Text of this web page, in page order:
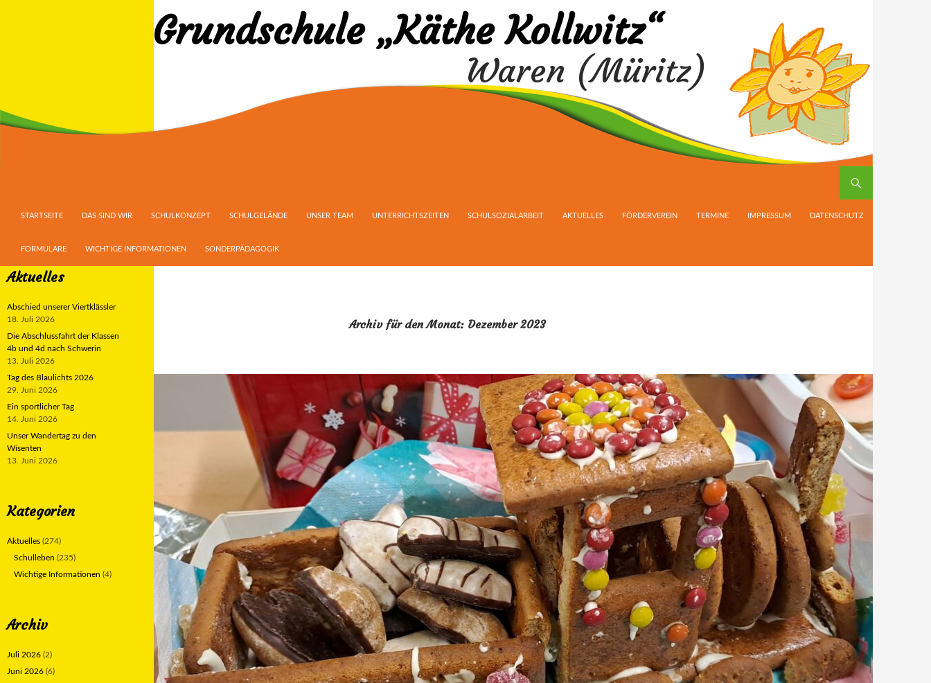
Grundschule „Käthe Kollwitz“
Waren (Müritz)
STARTSEITE
DAS SIND WIR SCHULKONZEPT SCHULGELÄNDE UNSER TEAM UNTERRICHTSZEITEN SCHULSOZIALARBEIT AKTUELLES FÖRDERVEREIN TERMINE IMPRESSUM DATENSCHUTZ
FORMULARE WICHTIGE INFORMATIONEN SONDERPÄDAGOGIK
Archiv für den Monat: Dezember 2023
Aktuelles
Abschied unserer Viertklässler
18. Juli 2026
Die Abschlussfahrt der Klassen
4b und 4d nach Schwerin
13. Juli 2026
Tag des Blaulichts 2026
29. Juni 2026
Ein sportlicher Tag
14. Juni 2026
Unser Wandertag zu den
Wisenten
13. Juni 2026
Kategorien
Aktuelles (274)
Schulleben (235)
Wichtige Informationen (4)
Archiv
Juli 2026 (2)
Juni 2026 (6)